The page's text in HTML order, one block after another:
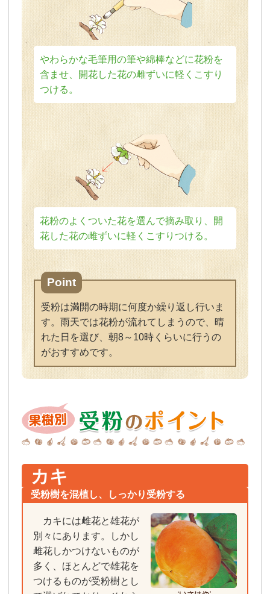
やわらかな毛筆用の筆や綿棒などに花粉を
含ませ、開花した花の雌ずいに軽くこすり
つける。
花粉のよくついた花を選んで摘み取り、開
花した花の雌ずいに軽くこすりつける。
Point
受粉は満開の時期に何度か繰り返し行いま
す。雨天では花粉が流れてしまうので、晴
れた日を選び、朝8～10時くらいに行うの
がおすすめです。
カキ
受粉樹を混植し、しっかり受粉する
カキには雌花と雄花が
別々にあります。しかし
雌花しかつけないものが
多く、ほとんどで雄花を
つけるものが受粉樹とし